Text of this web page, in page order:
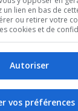
excès de
C’EST
ET NOTRE
un lien en bas de
ou retirer votre
cookies et de
Autoriser
vos préférences